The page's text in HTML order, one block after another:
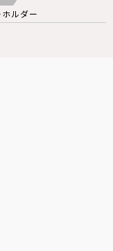
ルダー